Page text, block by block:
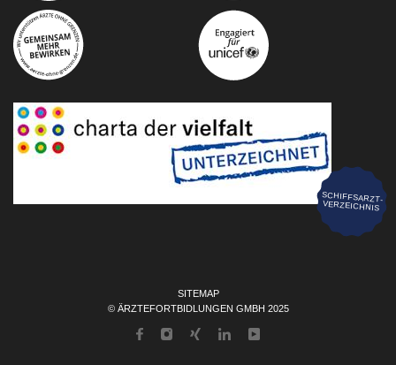
SCHIFFSARZT-
VERZEICHNIS
SITEMAP
© ÄRZTEFORTBIDLUNGEN GMBH 2025